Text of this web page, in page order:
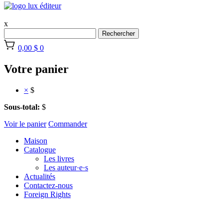
x
Rechercher
0,00 $ 0
Votre panier
× $
Sous-total: $
Voir le panier Commander
Maison
Catalogue
Les livres
Les auteur·e·s
Actualités
Contactez-nous
Foreign Rights